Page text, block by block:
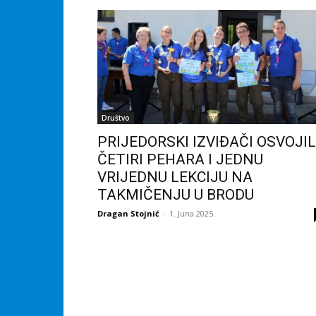
Društvo
PRIJEDORSKI IZVIĐAČI
ČETIRI PEHARA I JEDNU
VRIJEDNU LEKCIJU NA
TAKMIČENJU U BRODU
Dragan Stojnić - 1. Juna 2025.